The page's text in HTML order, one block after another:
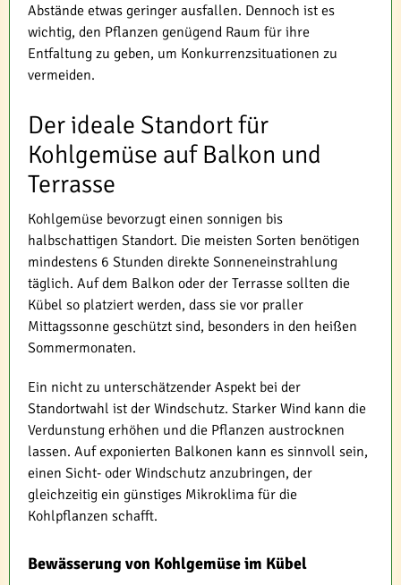
Abstände etwas geringer ausfallen. Dennoch ist es
wichtig, den Pflanzen genügend Raum für ihre
Entfaltung zu geben, um Konkurrenzsituationen zu
vermeiden.
Der ideale Standort für
Kohlgemüse auf Balkon und
Terrasse
Kohlgemüse bevorzugt einen sonnigen bis
halbschattigen Standort. Die meisten Sorten benötigen
mindestens 6 Stunden direkte Sonneneinstrahlung
täglich. Auf dem Balkon oder der Terrasse sollten die
Kübel so platziert werden, dass sie vor praller
Mittagssonne geschützt sind, besonders in den heißen
Sommermonaten.
Ein nicht zu unterschätzender Aspekt bei der
Standortwahl ist der Windschutz. Starker Wind kann die
Verdunstung erhöhen und die Pflanzen austrocknen
lassen. Auf exponierten Balkonen kann es sinnvoll sein,
einen Sicht- oder Windschutz anzubringen, der
gleichzeitig ein günstiges Mikroklima für die
Kohlpflanzen schafft.
Bewässerung von Kohlgemüse im Kübel